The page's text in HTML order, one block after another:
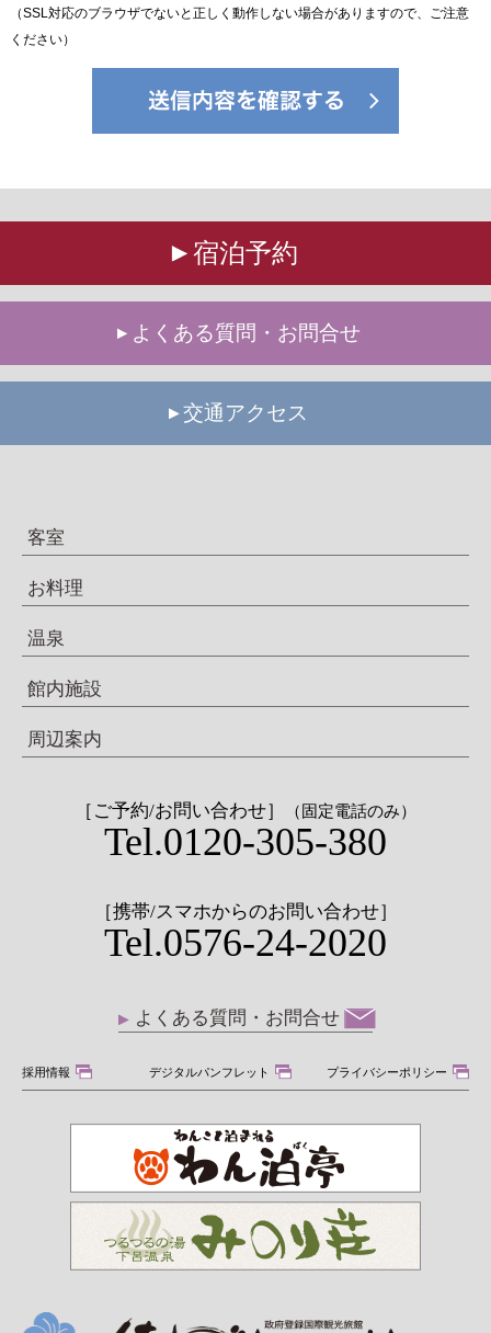
（SSL対応のブラウザでないと正しく動作しない場合がありますので、ご注意
ください）
宿泊予約
よくある質問・お問合せ
交通アクセス
客室
お料理
温泉
館内施設
周辺案内
［ご予約/お問い合わせ］ （固定電話のみ）
Tel.0120-305-380
［携帯/スマホからのお問い合わせ］
Tel.0576-24-2020
よくある質問・お問合せ
採用情報 デジタルパンフレット プライバシーポリシー